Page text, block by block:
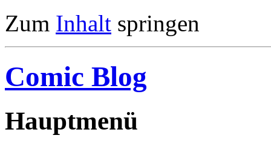
Zum Inhalt springen
Comic Blog
Hauptmenü